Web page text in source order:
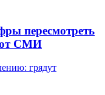
пересмотреть
СМИ
грядут